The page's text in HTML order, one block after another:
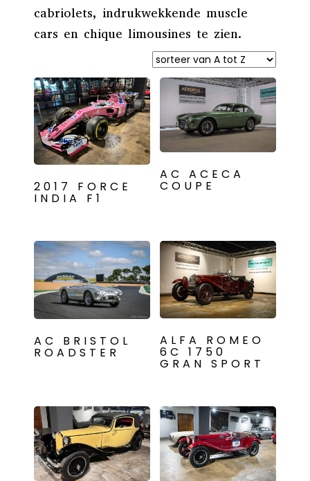
cabriolets, indrukwekkende muscle
cars en chique limousines te zien.
2017 FORCE
INDIA F1
AC ACECA
COUPE
AC BRISTOL
ROADSTER
ALFA ROMEO
6C 1750
GRAN SPORT